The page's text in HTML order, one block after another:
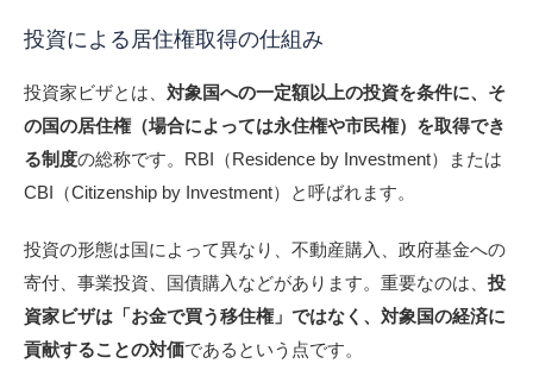
投資による居住権取得の仕組み
投資家ビザとは、 対象国への一定額以上の投資を条件に、そ
の国の居住権（場合によっては永住権や市民権）を取得でき
る制度の総称です。RBI（Residence by Investment）または
CBI（Citizenship by Investment）と呼ばれます。
投資の形態は国によって異なり、不動産購入、政府基金への
寄付、事業投資、国債購入などがあります。重要なのは、 投
資家ビザは「お金で買う移住権」ではなく、対象国の経済に
貢献することの対価であるという点です。